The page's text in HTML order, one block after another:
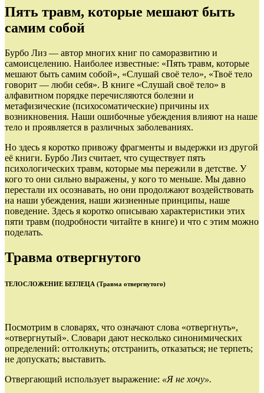
Пять травм, которые мешают быть
самим собой
Бурбо Лиз — автор многих книг по саморазвитию и
самоисцелению. Наиболее известные: «Пять травм, которые
мешают быть самим собой», «Слушай своё тело», «Твоё тело
говорит — люби себя». В книге «Слушай своё тело» в
алфавитном порядке перечисляются болезни и
метафизические (психосоматические) причины их
возникновения. Наши ошибочные убеждения влияют на наше
тело и проявляется в различных заболеваниях.
Но здесь я коротко привожу фрагменты и выдержки из другой
её книги. Бурбо Лиз считает, что существует пять
психологических травм, которые мы пережили в детстве. У
кого то они сильно выражены, у кого то меньше. Мы давно
перестали их осознавать, но они продолжают воздействовать
на наши убеждения, наши жизненные принципы, наше
поведение. Здесь я коротко описываю характеристики этих
пяти травм (подробности читайте в книге) и что с этим можно
поделать.
Травма отвергнутого
ТЕЛОСЛОЖЕНИЕ БЕГЛЕЦА (Травма отвергнутого)
Посмотрим в словарях, что означают слова «отвергнуть»,
«отвергнутый». Словари дают несколько синонимических
определений: оттолкнуть; отстранить, отказаться; не терпеть;
не допускать; выставить.
Отвергающий использует выражение: «Я не хочу».